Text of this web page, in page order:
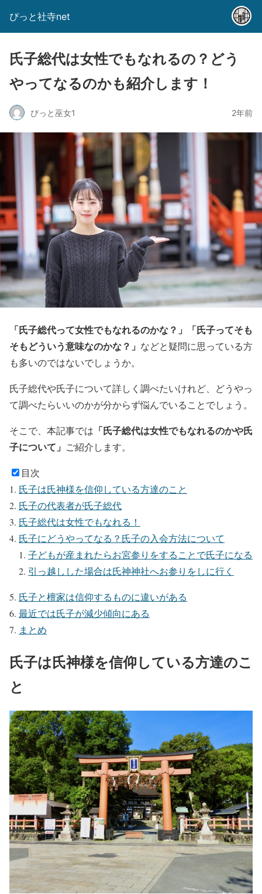
ぴっと社寺net
氏子総代は女性でもなれるの？どう
やってなるのかも紹介します！
ぴっと巫女1 2年前
「氏子総代って女性でもなれるのかな？」「氏子ってそも
そもどういう意味なのかな？」 などと疑問に思っている方
も多いのではないでしょうか。
氏子総代や氏子について詳しく調べたいけれど、どうやっ
て調べたらいいのかが分からず悩んでいることでしょう。
そこで、本記事では 「氏子総代は女性でもなれるのかや氏
子について」 ご紹介します。
目次
氏子は氏神様を信仰している方達のこと
氏子の代表者が氏子総代
氏子総代は女性でもなれる！
氏子にどうやってなる？氏子の入会方法について
子どもが産まれたらお宮参りをすることで氏子になる
引っ越しした場合は氏神神社へお参りをしに行く
氏子と檀家は信仰するものに違いがある
最近では氏子が減少傾向にある
まとめ
氏子は氏神様を信仰している方達のこ
と